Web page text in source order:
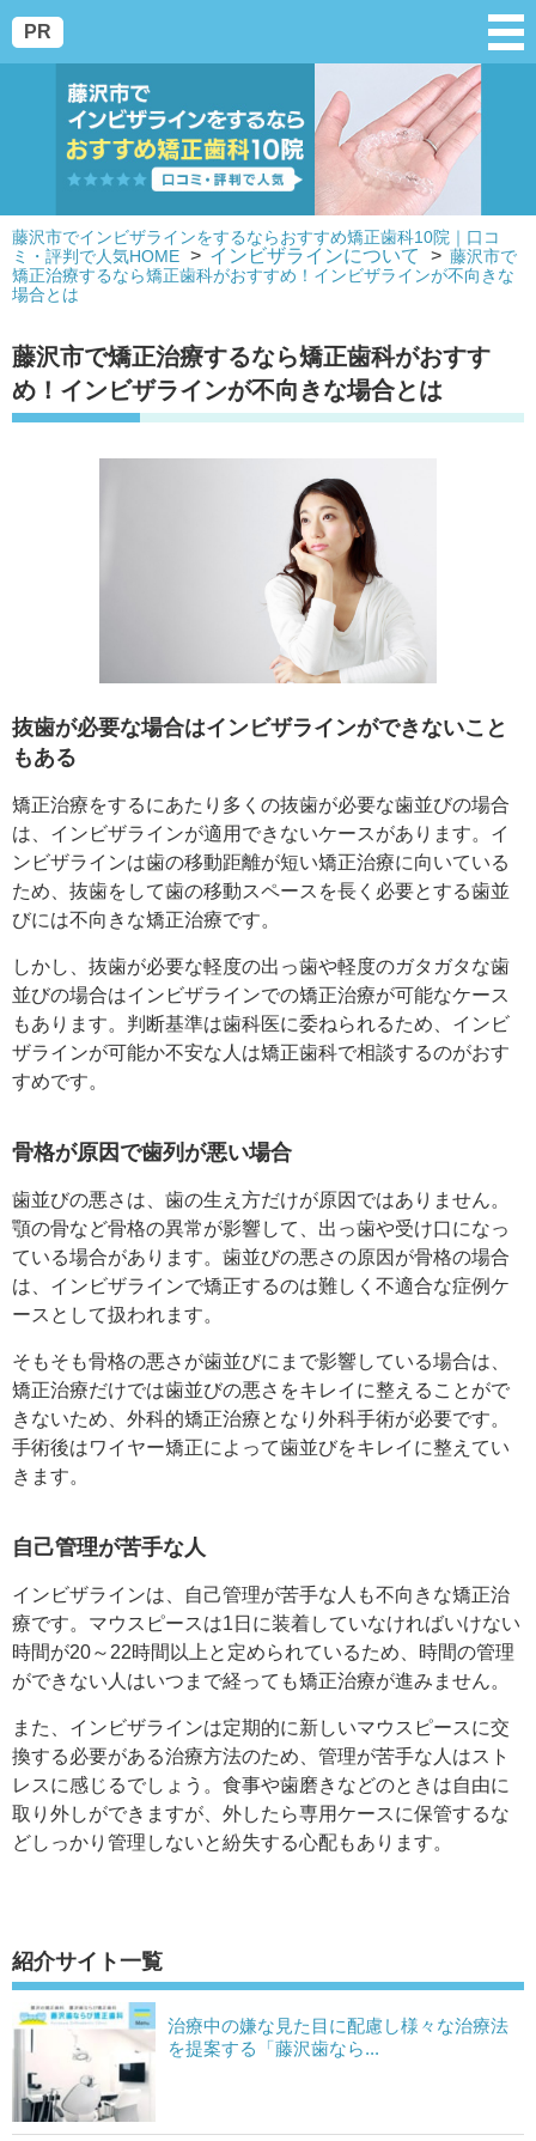
PR
藤沢市でインビザラインをするならおすすめ矯正歯科10院｜口コ
ミ・評判で人気HOME
インビザラインについて
藤沢市で
矯正治療するなら矯正歯科がおすすめ！インビザラインが不向きな
場合とは
藤沢市で矯正治療するなら矯正歯科がおすす
め！インビザラインが不向きな場合とは
抜歯が必要な場合はインビザラインができないこと
もある
矯正治療をするにあたり多くの抜歯が必要な歯並びの場合
は、インビザラインが適用できないケースがあります。イ
ンビザラインは歯の移動距離が短い矯正治療に向いている
ため、抜歯をして歯の移動スペースを長く必要とする歯並
びには不向きな矯正治療です。
しかし、抜歯が必要な軽度の出っ歯や軽度のガタガタな歯
並びの場合はインビザラインでの矯正治療が可能なケース
もあります。判断基準は歯科医に委ねられるため、インビ
ザラインが可能か不安な人は矯正歯科で相談するのがおす
すめです。
骨格が原因で歯列が悪い場合
歯並びの悪さは、歯の生え方だけが原因ではありません。
顎の骨など骨格の異常が影響して、出っ歯や受け口になっ
ている場合があります。歯並びの悪さの原因が骨格の場合
は、インビザラインで矯正するのは難しく不適合な症例ケ
ースとして扱われます。
そもそも骨格の悪さが歯並びにまで影響している場合は、
矯正治療だけでは歯並びの悪さをキレイに整えることがで
きないため、外科的矯正治療となり外科手術が必要です。
手術後はワイヤー矯正によって歯並びをキレイに整えてい
きます。
自己管理が苦手な人
インビザラインは、自己管理が苦手な人も不向きな矯正治
療です。マウスピースは1日に装着していなければいけない
時間が20～22時間以上と定められているため、時間の管理
ができない人はいつまで経っても矯正治療が進みません。
また、インビザラインは定期的に新しいマウスピースに交
換する必要がある治療方法のため、管理が苦手な人はスト
レスに感じるでしょう。食事や歯磨きなどのときは自由に
取り外しができますが、外したら専用ケースに保管するな
どしっかり管理しないと紛失する心配もあります。
紹介サイト一覧
治療中の嫌な見た目に配慮し様々な治療法
を提案する「藤沢歯なら...